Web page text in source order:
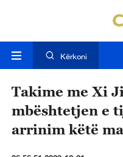
Kërkoni
Takime me Xi
mbështetjen e
arrinim këtë